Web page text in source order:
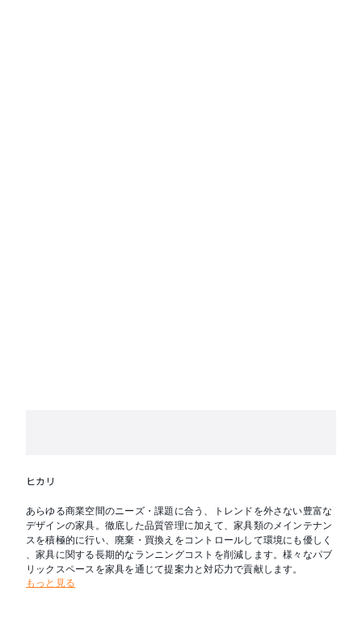
ヒカリ
あらゆる商業空間のニーズ・課題に合う、トレンドを外さない豊富な
デザインの家具。徹底した品質管理に加えて、家具類のメインテナン
スを積極的に行い、廃棄・買換えをコントロールして環境にも優しく
、家具に関する長期的なランニングコストを削減します。様々なパブ
リックスペースを家具を通じて提案力と対応力で貢献します。
もっと見る